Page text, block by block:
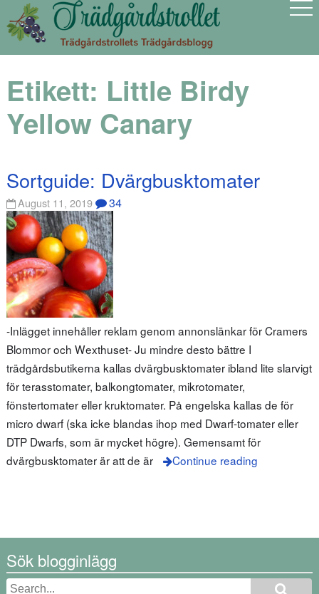
Etikett: Little Birdy
Yellow Canary
Sortguide: Dvärgbusktomater
August 11, 2019 34
-Inlägget innehåller reklam genom annonslänkar för Cramers
Blommor och Wexthuset- Ju mindre desto bättre I
trädgårdsbutikerna kallas dvärgbusktomater ibland lite slarvigt
för terasstomater, balkongtomater, mikrotomater,
fönstertomater eller kruktomater. På engelska kallas de för
micro dwarf (ska icke blandas ihop med Dwarf-tomater eller
DTP Dwarfs, som är mycket högre). Gemensamt för
dvärgbusktomater är att de är
Continue reading
Sök blogginlägg